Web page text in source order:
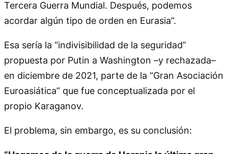
Tercera Guerra Mundial. Después, podemos
acordar algún tipo de orden en Eurasia”.
Esa sería la “indivisibilidad de la seguridad”
propuesta por Putin a Washington –y rechazada–
en diciembre de 2021, parte de la “Gran Asociación
Euroasiática” que fue conceptualizada por el
propio Karaganov.
El problema, sin embargo, es su conclusión: